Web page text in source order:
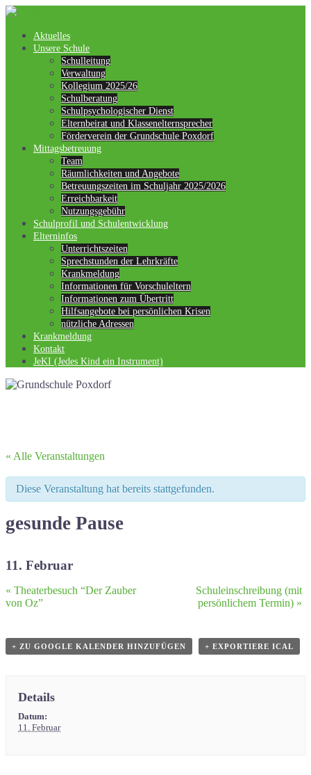
Springe
Inhalt
Aktuelles
Unsere Schule
Schulleitung
Verwaltung
Kollegium 2025/26
Schulberatung
Schulpsychologischer Dienst
Elternbeirat und Klassenelternsprecher
Förderverein der Grundschule Poxdorf
Mittagsbetreuung
Team
Räumlichkeiten und Angebote
Betreuungszeiten im Schuljahr 2025/2026
Erreichbarkeit
Nutzungsgebühr
Schulprofil und Schulentwicklung
Elterninfos
Unterrichtszeiten
Sprechstunden der Lehrkräfte
Krankmeldung
Informationen für Vorschuleltern
Informationen zum Übertritt
Hilfsangebote bei persönlichen Krisen
nützliche Adressen
Krankmeldung
Kontakt
JeKI (Jedes Kind ein Instrument)
« Alle Veranstaltungen
Diese Veranstaltung hat bereits stattgefunden.
gesunde Pause
11. Februar
« Theaterbesuch “Der Zauber
von Oz”
Schuleinschreibung (mit
persönlichem Termin) »
+ ZU GOOGLE KALENDER HINZUFÜGEN + EXPORTIERE ICAL
Details
Datum:
11. Februar